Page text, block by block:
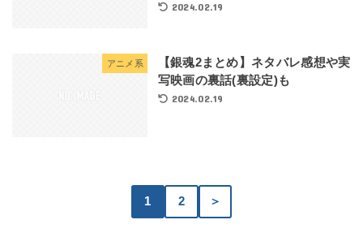
2024.02.19
アニメ系
【銀魂2まとめ】ネタバレ感想や実
写映画の裏話(裏設定)も
2024.02.19
1 2 ＞